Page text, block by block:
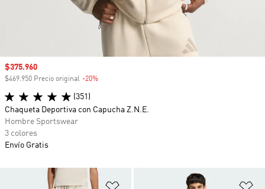
Añadir a la lista de deseos
Precio de venta
$375.960
$469.950 Precio original -20%
(351)
Chaqueta Deportiva con Capucha Z.N.E.
Hombre Sportswear
3 colores
Envío Gratis